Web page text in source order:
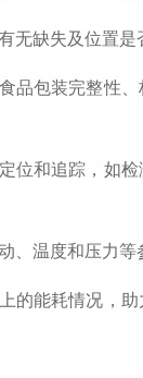
无缺失及位置
品包装完整性
位和追踪，如
、温度和压力
的能耗情况，